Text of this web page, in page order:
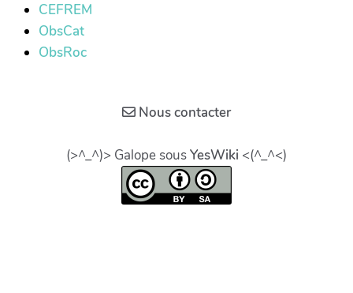
CEFREM
ObsCat
ObsRoc
Nous contacter
(>^_^)> Galope sousYesWiki <(^_^<)